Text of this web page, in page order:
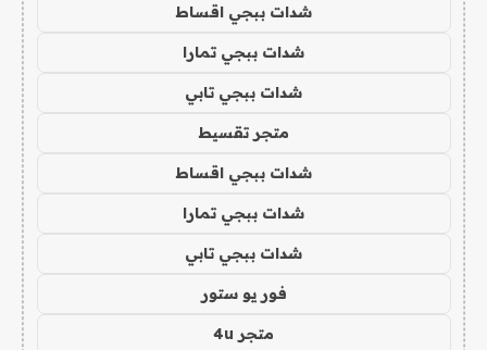
شدات ببجي اقساط
شدات ببجي تمارا
شدات ببجي تابي
متجر تقسيط
شدات ببجي اقساط
شدات ببجي تمارا
شدات ببجي تابي
فور يو ستور
متجر 4u